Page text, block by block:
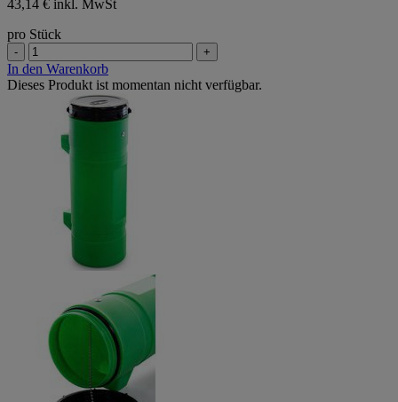
43,14 € inkl. MwSt
pro Stück
- +
In den Warenkorb
Dieses Produkt ist momentan nicht verfügbar.